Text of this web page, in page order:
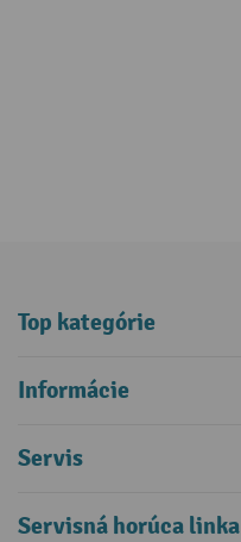
Top kategórie
Informácie
Servis
Servisná horúca linka